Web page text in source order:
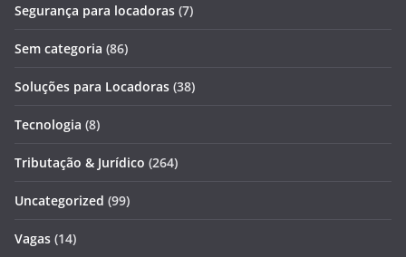
Segurança para locadoras (7)
Sem categoria (86)
Soluções para Locadoras (38)
Tecnologia (8)
Tributação & Jurídico (264)
Uncategorized (99)
Vagas (14)